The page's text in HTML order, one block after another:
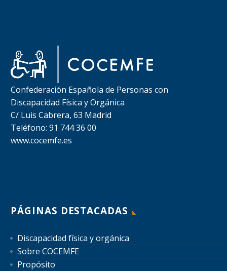
Confederación Española de Personas con
Discapacidad Física y Orgánica
C/ Luis Cabrera, 63 Madrid
Teléfono: 91 744 36 00
www.cocemfe.es
PÁGINAS DESTACADAS
Discapacidad física y orgánica
Sobre COCEMFE
Propósito